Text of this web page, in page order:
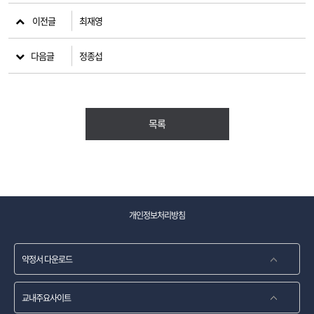
이전글 최재영
다음글 정종섭
목록
개인정보처리방침
약정서 다운로드